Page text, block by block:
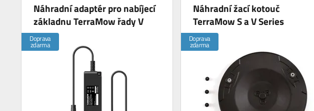
Náhradní adaptér pro nabíjecí
základnu TerraMow řady V
Doprava
zdarma
Náhradní žací kotouč
TerraMow S a V Series
Doprava
zdarma